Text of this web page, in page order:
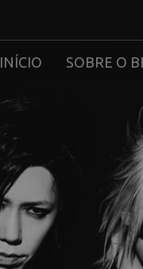
INÍCIO SOBRE O